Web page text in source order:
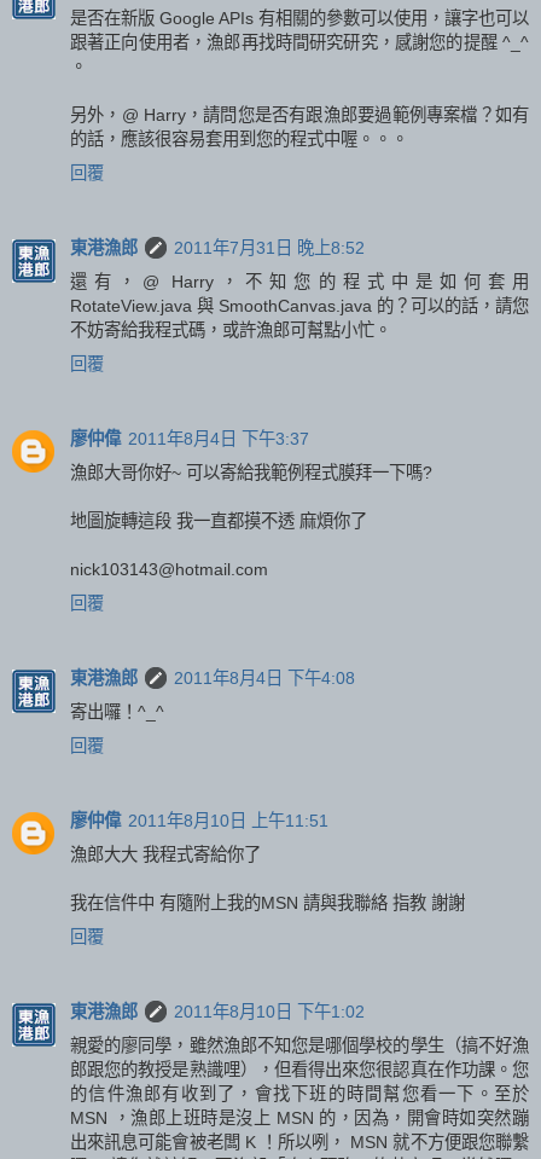
是否在新版 Google APIs 有相關的參數可以使用，讓字也可以
跟著正向使用者，漁郎再找時間研究研究，感謝您的提醒 ^_^
。
另外，@ Harry，請問您是否有跟漁郎要過範例專案檔？如有
的話，應該很容易套用到您的程式中喔。。。
回覆
東港漁郎
2011年7月31日 晚上8:52
還有，@ Harry，不知您的程式中是如何套用
RotateView.java 與 SmoothCanvas.java 的？可以的話，請您
不妨寄給我程式碼，或許漁郎可幫點小忙。
回覆
廖仲偉 2011年8月4日 下午3:37
漁郎大哥你好~ 可以寄給我範例程式膜拜一下嗎?
地圖旋轉這段 我一直都摸不透 麻煩你了
nick103143@hotmail.com
回覆
東港漁郎
2011年8月4日 下午4:08
寄出囉！^_^
回覆
廖仲偉 2011年8月10日 上午11:51
漁郎大大 我程式寄給你了
我在信件中 有隨附上我的MSN 請與我聯絡 指教 謝謝
回覆
東港漁郎
2011年8月10日 下午1:02
親愛的廖同學，雖然漁郎不知您是哪個學校的學生（搞不好漁
郎跟您的教授是熟識哩），但看得出來您很認真在作功課。您
的信件漁郎有收到了，會找下班的時間幫您看一下。至於
MSN ，漁郎上班時是沒上 MSN 的，因為，開會時如突然蹦
出來訊息可能會被老闆 K ！所以咧， MSN 就不方便跟您聯繫